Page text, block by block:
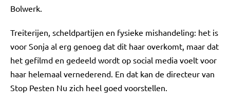
Bolwerk.
Treiterijen, scheldpartijen en fysieke mishandeling: het is
voor Sonja al erg genoeg dat dit haar overkomt, maar dat
het gefilmd en gedeeld wordt op social media voelt voor
haar helemaal vernederend. En dat kan de directeur van
Stop Pesten Nu zich heel goed voorstellen.